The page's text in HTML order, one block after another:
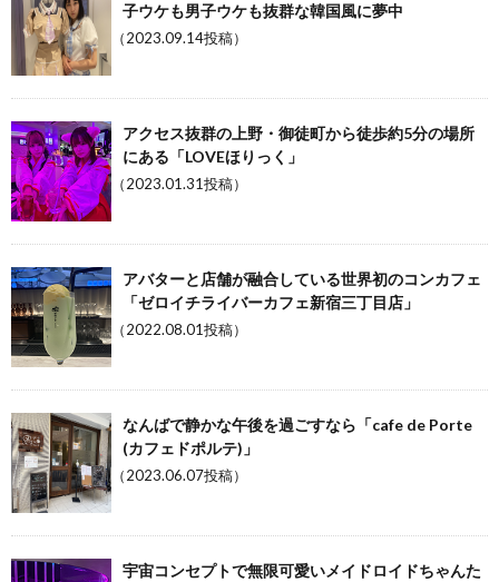
子ウケも男子ウケも抜群な韓国風に夢中
（2023.09.14投稿）
アクセス抜群の上野・御徒町から徒歩約5分の場所
にある「LOVEほりっく」
（2023.01.31投稿）
アバターと店舗が融合している世界初のコンカフェ
「ゼロイチライバーカフェ新宿三丁目店」
（2022.08.01投稿）
なんばで静かな午後を過ごすなら「cafe de Porte
(カフェドポルテ)」
（2023.06.07投稿）
宇宙コンセプトで無限可愛いメイドロイドちゃんた